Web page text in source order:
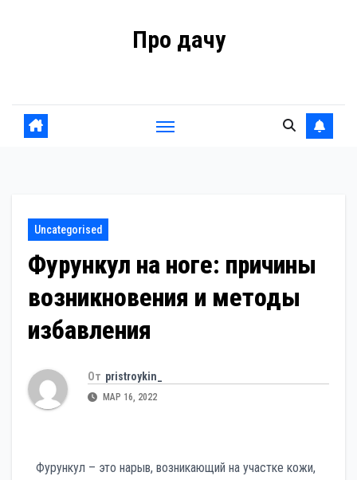
Про дачу
Uncategorised
Фурункул на ноге: причины
возникновения и методы
избавления
От pristroykin_
МАР 16, 2022
Фурункул – это нарыв, возникающий на участке кожи,